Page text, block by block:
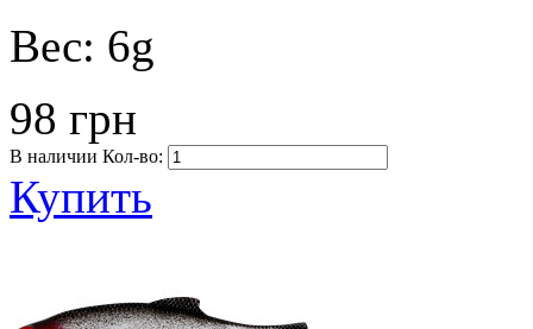
Вес: 6g
98 грн
В наличии Кол-во:
Купить